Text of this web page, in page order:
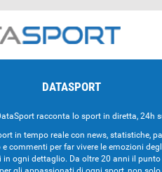
DATASPORT
racconta lo sport in diretta, 24h
in tempo reale con news, statistiche,
e commenti per far vivere le emozioni
in ogni dettaglio. Da oltre 20 anni il punto